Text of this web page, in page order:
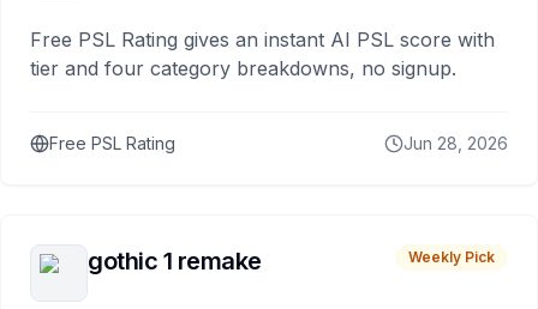
Free PSL Rating gives an instant AI PSL score with
tier and four category breakdowns, no signup.
Free PSL Rating Jun 28, 2026
gothic 1 remake Weekly Pick